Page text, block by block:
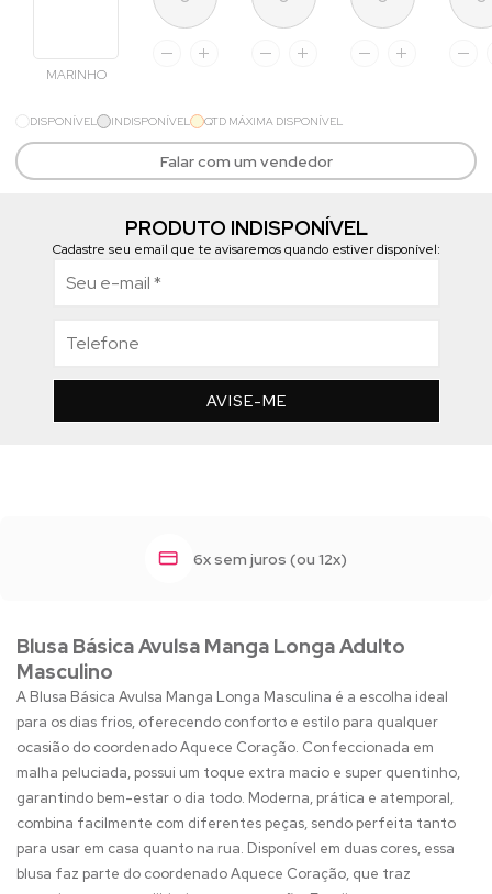
MARINHO
DISPONÍVEL INDISPONÍVEL QTD MÁXIMA DISPONÍVEL
Falar com um vendedor
PRODUTO INDISPONÍVEL
Cadastre seu email que te avisaremos quando estiver disponível:
AVISE-ME
6x sem juros (ou 12x)
Blusa Básica Avulsa Manga Longa Adulto
Masculino
A Blusa Básica Avulsa Manga Longa Masculina é a escolha ideal
para os dias frios, oferecendo conforto e estilo para qualquer
ocasião do coordenado Aquece Coração. Confeccionada em
malha peluciada, possui um toque extra macio e super quentinho,
garantindo bem-estar o dia todo. Moderna, prática e atemporal,
combina facilmente com diferentes peças, sendo perfeita tanto
para usar em casa quanto na rua. Disponível em duas cores, essa
blusa faz parte do coordenado Aquece Coração, que traz